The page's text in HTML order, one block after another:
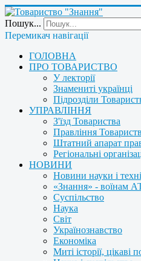
Пошук...
Перемикач навігації
ГОЛОВНА
ПРО ТОВАРИСТВО
У лекторії
Знамениті українці
Підрозділи
УПРАВЛІННЯ
З'їзд Товариства
Правління
Штатний апарат
Регіональні
НОВИНИ
Новини науки і
«Знання» - воїнам
Суспільство
Наука
Світ
Українознавство
Економіка
Миті історії, цікаві